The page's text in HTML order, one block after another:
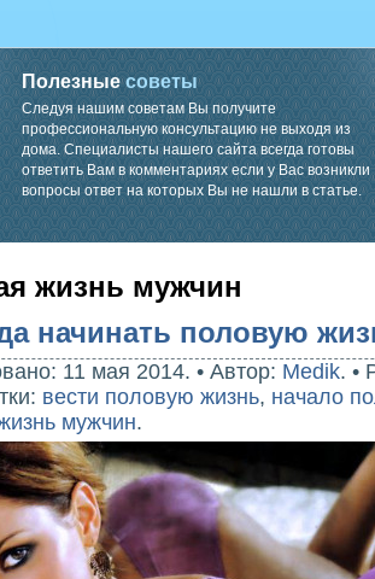
Полезныесоветы
Следуя нашим советам Вы получите
профессиональную консультацию не выходя из
дома. Специалисты нашего сайта всегда готовы
ответить Вам в комментариях если у Вас возникли
вопросы ответ на которых Вы не нашли в статье.
жизнь мужчин
начинать половую
11 мая 2014. • Автор: Medik. •
вести половую жизнь, начало
мужчин.